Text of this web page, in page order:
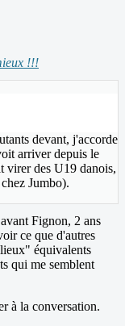
!!!
devant, j'accorde
arriver depuis le
virer des U19 danois,
Jumbo).
Fignon, 2 ans
ce que d'autres
équivalents
qui me semblent
à la conversation.